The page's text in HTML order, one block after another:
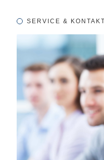
SERVICE & KONTAKT